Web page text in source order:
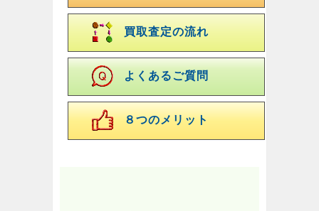
買取査定の流れ
よくあるご質問
８つのメリット